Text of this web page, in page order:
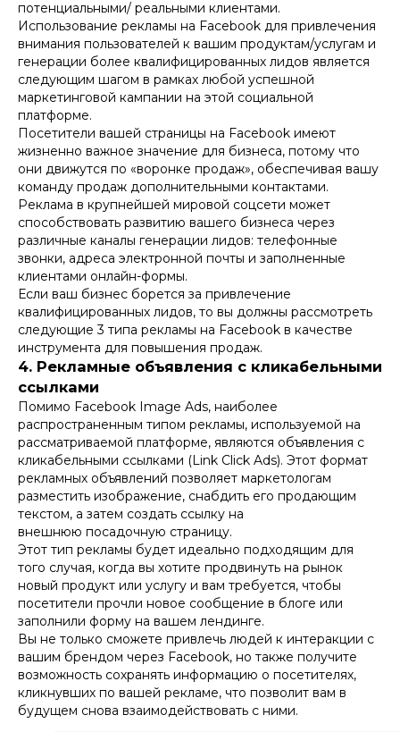
потенциальными/ реальными клиентами.
Использование рекламы на Facebook для привлечения
внимания пользователей к вашим продуктам/услугам и
генерации более квалифицированных лидов является
следующим шагом в рамках любой успешной
маркетинговой кампании на этой социальной
платформе.
Посетители вашей страницы на Facebook имеют
жизненно важное значение для бизнеса, потому что
они движутся по «воронке продаж», обеспечивая вашу
команду продаж дополнительными контактами.
Реклама в крупнейшей мировой соцсети может
способствовать развитию вашего бизнеса через
различные каналы генерации лидов: телефонные
звонки, адреса электронной почты и заполненные
клиентами онлайн-формы.
Если ваш бизнес борется за привлечение
квалифицированных лидов, то вы должны рассмотреть
следующие 3 типа рекламы на Facebook в качестве
инструмента для повышения продаж.
4. Рекламные объявления с кликабельными
ссылками
Помимо Facebook Image Ads, наиболее
распространенным типом рекламы, используемой на
рассматриваемой платформе, являются объявления с
кликабельными ссылками (Link Click Ads). Этот формат
рекламных объявлений позволяет маркетологам
разместить изображение, снабдить его продающим
текстом, а затем создать ссылку на
внешнюю посадочную страницу.
Этот тип рекламы будет идеально подходящим для
того случая, когда вы хотите продвинуть на рынок
новый продукт или услугу и вам требуется, чтобы
посетители прочли новое сообщение в блоге или
заполнили форму на вашем лендинге.
Вы не только сможете привлечь людей к интеракции с
вашим брендом через Facebook, но также получите
возможность сохранять информацию о посетителях,
кликнувших по вашей рекламе, что позволит вам в
будущем снова взаимодействовать с ними.